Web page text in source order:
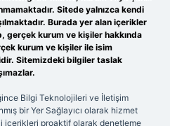
Sitede yalnızca kendi
Burada yer alan içerikler
gerçek kurum ve kişiler hakkında
kurum ve kişiler ile isim
Sitemizdeki bilgiler taslak
Bilgi Teknolojileri ve İletişim
bir Yer Sağlayıcı olarak hizmet
içerikleri proaktif olarak denetleme